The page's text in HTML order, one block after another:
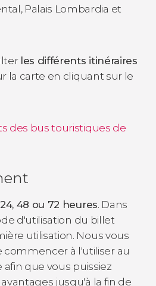
Palais Lombardia et
les différents itinéraires
la carte en cliquant sur le
des bus touristiques de
24, 48 ou 72 heures. Dans
d'utilisation du billet
utilisation. Nous vous
à l'utiliser au
que vous puissiez
jusqu'à la fin de